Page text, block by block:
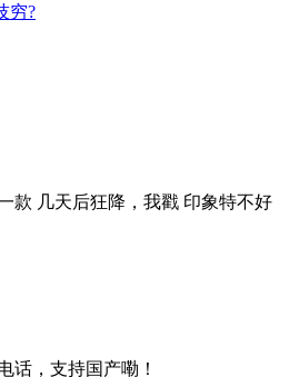
穷?
款 几天后狂降，我戳 印象特不好
话，支持国产嘞！